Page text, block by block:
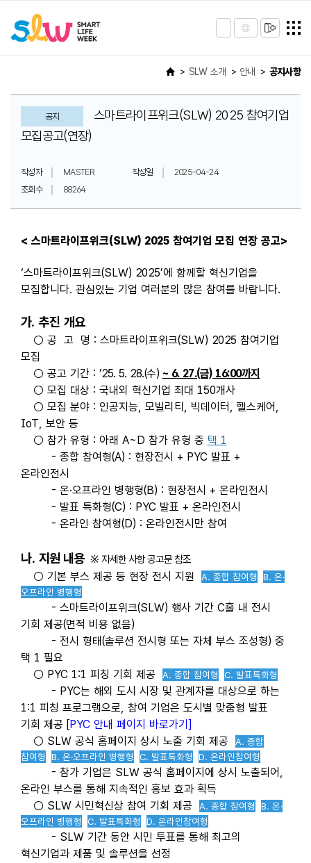
SLW 소개 안내 공지사항
공지
스마트라이프위크(SLW) 2025 참여기업
모집공고(연장)
작성자 MASTER 작성일
2025-04-24
조회수
88264
< 스마트라이프위크(SLW) 2025 참여기업 모집 연장 공고>
‘스마트라이프위크(SLW) 2025’에 함께할 혁신기업을
모집합니다. 관심있는 기업 여러분의 많은 참여를 바랍니다.
가. 추진 개요
○ 공 고 명 : 스마트라이프위크(SLW) 2025 참여기업
모집
○ 공고 기간 : ’25. 5. 28.(수) ~ 6. 27.(금) 16:00까지
○ 모집 대상 : 국내외 혁신기업 최대 150개사
○ 모집 분야 : 인공지능, 모빌리티, 빅데이터, 헬스케어,
IoT, 보안 등
○ 참가 유형 : 아래 A~D 참가 유형 중 택 1
- 종합 참여형(A) : 현장전시 + PYC 발표 +
온라인전시
- 온·오프라인 병행형(B) : 현장전시 + 온라인전시
- 발표 특화형(C) : PYC 발표 + 온라인전시
- 온라인 참여형(D) : 온라인전시만 참여
나. 지원 내용 ※ 자세한 사항 공고문 참조
○ 기본 부스 제공 등 현장 전시 지원 A. 종합 참여형 B. 온·
오프라인 병행형
- 스마트라이프위크(SLW) 행사 기간 C홀 내 전시
기회 제공(면적 비용 없음)
- 전시 형태(솔루션 전시형 또는 자체 부스 조성형) 중
택 1 필요
○ PYC 1:1 피칭 기회 제공
A. 종합 참여형 C. 발표특화형
- PYC는 해외 도시 시장 및 관계자를 대상으로 하는
1:1 피칭 프로그램으로, 참여 기업은 도시별 맞춤형 발표
기회 제공 [PYC 안내 페이지 바로가기]
○ SLW 공식 홈페이지 상시 노출 기회 제공
A. 종합
참여형
B. 온·오프라인 병행형 C. 발표특화형 D. 온라인참여형
- 참가 기업은 SLW 공식 홈페이지에 상시 노출되어,
온라인 부스를 통해 지속적인 홍보 효과 획득
○ SLW 시민혁신상 참여 기회 제공
A. 종합 참여형 B. 온·
오프라인 병행형
C. 발표특화형 D. 온라인참여형
- SLW 기간 동안 시민 투표를 통해 최고의
혁신기업과 제품 및 솔루션을 선정